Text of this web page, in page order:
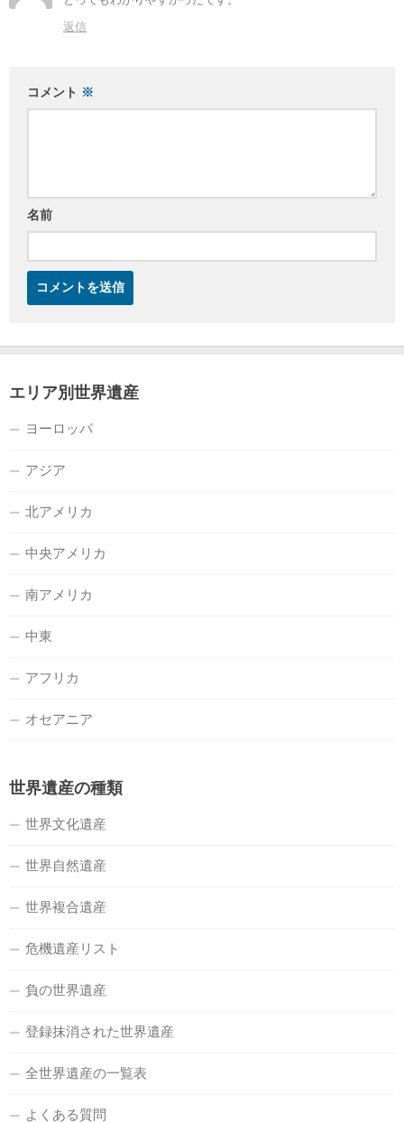
返信
コメント ※
名前
エリア別世界遺産
ヨーロッパ
アジア
北アメリカ
中央アメリカ
南アメリカ
中東
アフリカ
オセアニア
世界遺産の種類
世界文化遺産
世界自然遺産
世界複合遺産
危機遺産リスト
負の世界遺産
登録抹消された世界遺産
全世界遺産の一覧表
よくある質問